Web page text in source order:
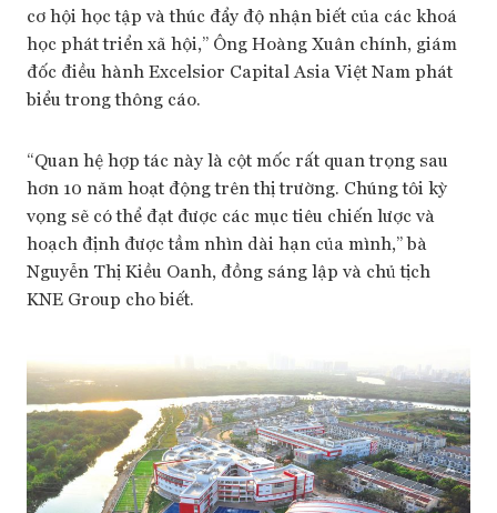
cơ hội học tập và thúc đẩy độ nhận biết của các khoá
học phát triển xã hội,” Ông Hoàng Xuân chính, giám
đốc điều hành Excelsior Capital Asia Việt Nam phát
biểu trong thông cáo.
“Quan hệ hợp tác này là cột mốc rất quan trọng sau
hơn 10 năm hoạt động trên thị trường. Chúng tôi kỳ
vọng sẽ có thể đạt được các mục tiêu chiến lược và
hoạch định được tầm nhìn dài hạn của mình,” bà
Nguyễn Thị Kiều Oanh, đồng sáng lập và chủ tịch
KNE Group cho biết.